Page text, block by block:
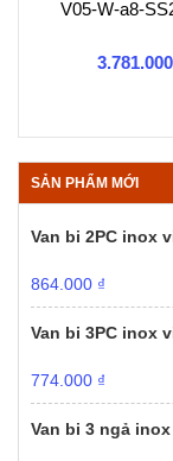
V05-W-a8-
3.781.000
SẢN PHẨM MỚI
Van bi 2PC inox
864.000 ₫
Van bi 3PC inox
774.000 ₫
Van bi 3 ngả